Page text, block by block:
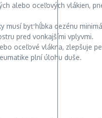
alebo oceľových vlákien,
byť hĺbka dezénu
pred vonkajšími vplyvmi.
oceľové vlákna, zlepšuje
plní úlohu duše.